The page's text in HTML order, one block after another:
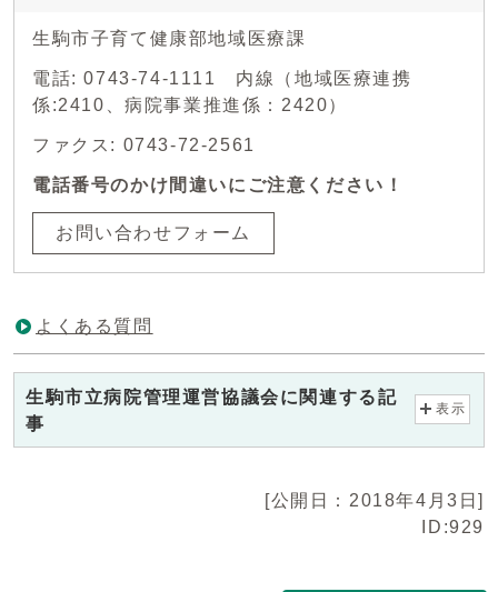
生駒市子育て健康部地域医療課
電話: 0743-74-1111 内線（地域医療連携
係:2410、病院事業推進係：2420）
ファクス: 0743-72-2561
電話番号のかけ間違いにご注意ください！
お問い合わせフォーム
よくある質問
生駒市立病院管理運営協議会に関連する記
事
表示
[公開日：2018年4月3日]
ID:929